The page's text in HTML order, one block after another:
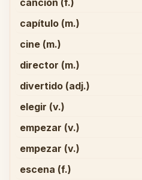
canción (f.)
capítulo (m.)
cine (m.)
director (m.)
divertido (adj.)
elegir (v.)
empezar (v.)
empezar (v.)
escena (f.)